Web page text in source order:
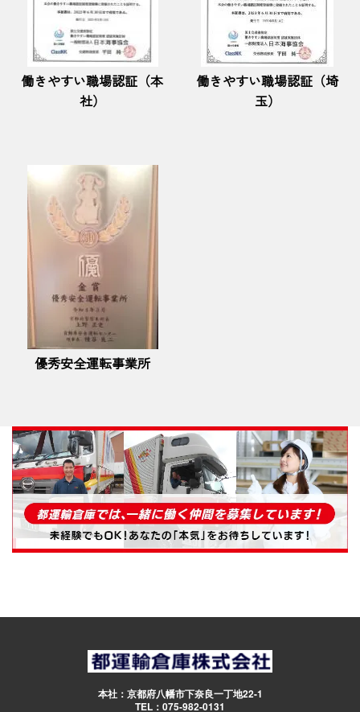
働きやすい職場認証（本
社）
働きやすい職場認証（埼
玉）
優秀安全運転事業所
本社：京都府八幡市下奈良一丁地22-1
TEL：075-982-0131